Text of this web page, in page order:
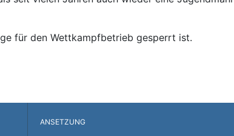
für den Wettkampfbetrieb gesperrt ist.
ANSETZUNG